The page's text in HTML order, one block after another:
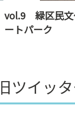
vol.9 緑区民文
ートパーク
ツイッタ